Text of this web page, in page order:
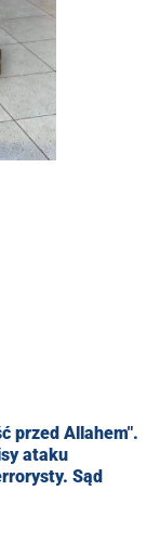
przed Allahem".
ataku
Sąd